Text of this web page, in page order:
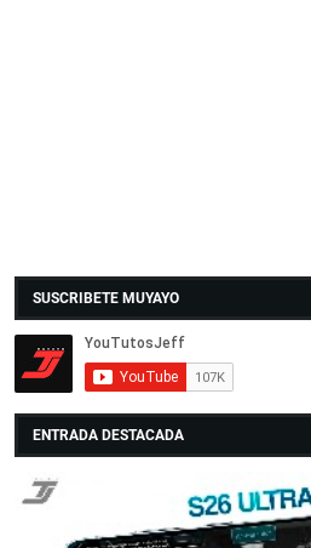
SUSCRIBETE MUYAYO
ENTRADA DESTACADA